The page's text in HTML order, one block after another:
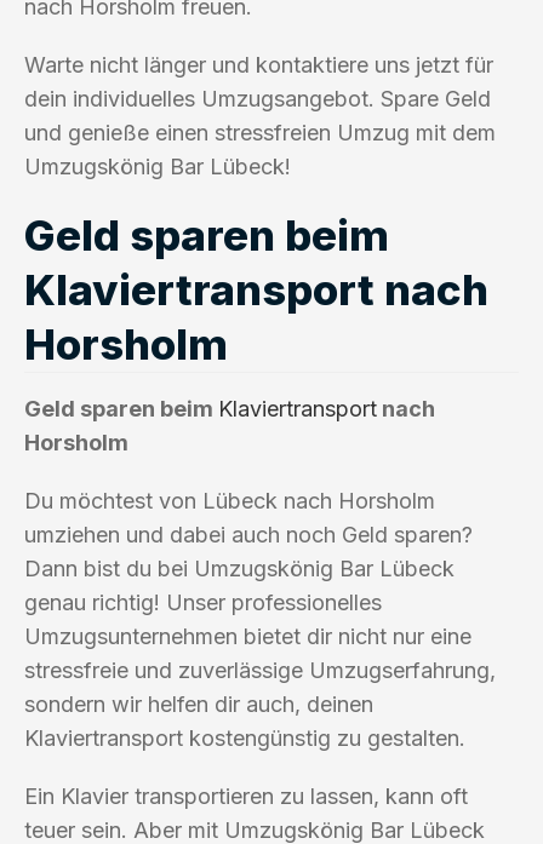
nach Horsholm freuen.
Warte nicht länger und kontaktiere uns jetzt für
dein individuelles Umzugsangebot. Spare Geld
und genieße einen stressfreien Umzug mit dem
Umzugskönig Bar Lübeck!
Geld sparen beim
Klaviertransport nach
Horsholm
Geld sparen beim Klaviertransport nach
Horsholm
Du möchtest von Lübeck nach Horsholm
umziehen und dabei auch noch Geld sparen?
Dann bist du bei Umzugskönig Bar Lübeck
genau richtig! Unser professionelles
Umzugsunternehmen bietet dir nicht nur eine
stressfreie und zuverlässige Umzugserfahrung,
sondern wir helfen dir auch, deinen
Klaviertransport kostengünstig zu gestalten.
Ein Klavier transportieren zu lassen, kann oft
teuer sein. Aber mit Umzugskönig Bar Lübeck